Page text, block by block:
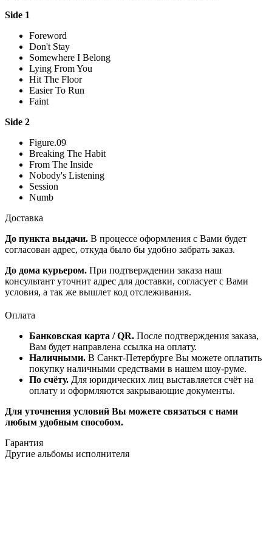
Side 1
Foreword
Don't Stay
Somewhere I Belong
Lying From You
Hit The Floor
Easier To Run
Faint
Side 2
Figure.09
Breaking The Habit
From The Inside
Nobody's Listening
Session
Numb
Доставка
До пункта выдачи. В процессе оформления с Вами будет
согласован адрес, откуда было бы удобно забрать заказ.
До дома курьером. При подтверждении заказа наш
консультант уточнит адрес для доставки, согласует с Вами
условия, а так же вышлет код отслеживания.
Оплата
Банковская карта / QR. После подтверждения заказа,
Вам будет направлена ссылка на оплату.
Наличными. В Санкт-Петербурге Вы можете оплатить
покупку наличными средствами в нашем шоу-руме.
По счёту. Для юридических лиц выставляется счёт на
оплату и оформляются закрывающие документы.
Для уточнения условий Вы можете связаться с нами
любым удобным способом.
Гарантия
Другие альбомы исполнителя